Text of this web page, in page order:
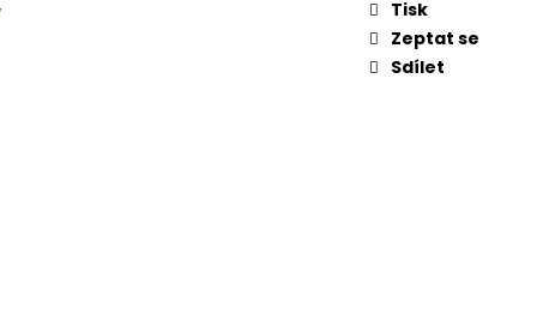
Tisk
Zeptat se
Sdílet